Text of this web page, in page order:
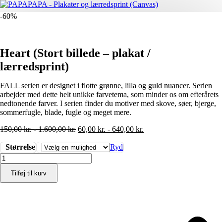
-60%
Heart (Stort billede – plakat /
lærredsprint)
FALL serien er designet i flotte grønne, lilla og guld nuancer. Serien
arbejder med dette helt unikke farvetema, som minder os om efterårets
nedtonende farver. I serien finder du motiver med skove, søer, bjerge,
sommerfugle, blade, fugle og meget mere.
150,00kr.-1.600,00kr. 60,00 kr. - 640,00 kr.
Størrelse
Ryd
Heart
(Stort
billede
-
Tilføj til kurv